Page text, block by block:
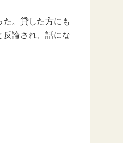
。貸した方にも
論され、話にな